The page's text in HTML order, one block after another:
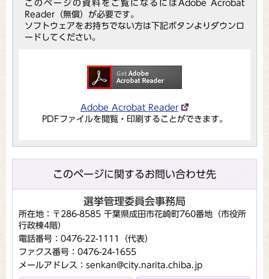
このページの資料をご覧になるにはAdobe Acrobat
Reader（無償）が必要です。
ソフトウェアをお持ちでない方は下記ボタンよりダウンロ
ードしてください。
Adobe Acrobat Reader
PDFファイルを閲覧・印刷することができます。
このページに関するお問い合わせ先
選挙管理委員会事務局
所在地：〒286-8585 千葉県成田市花崎町760番地（市役所
行政棟4階）
電話番号：0476-22-1111（代表）
ファクス番号：0476-24-1655
メールアドレス：senkan@city.narita.chiba.jp